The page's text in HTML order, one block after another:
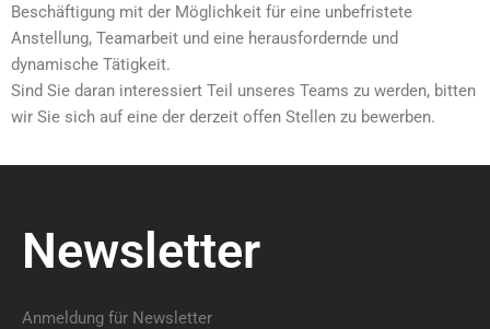
Beschäftigung mit der Möglichkeit für eine unbefristete
Anstellung, Teamarbeit und eine herausfordernde und
dynamische Tätigkeit.
Sind Sie daran interessiert Teil unseres Teams zu werden, bitten
wir Sie sich auf eine der derzeit offen Stellen zu bewerben.
Newsletter
Anmeldung für Newsletter